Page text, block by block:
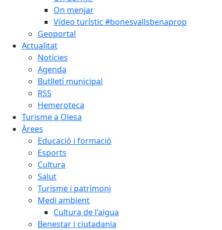
On menjar
Vídeo turístic #bonesvallsbenaprop
Geoportal
Actualitat
Notícies
Agenda
Butlletí municipal
RSS
Hemeroteca
Turisme a Olesa
Àrees
Educació i formació
Esports
Cultura
Salut
Turisme i patrimoni
Medi ambient
Cultura de l'aigua
Benestar i ciutadania